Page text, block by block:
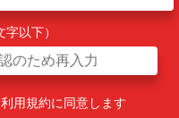
以下）
利用規約に同意します